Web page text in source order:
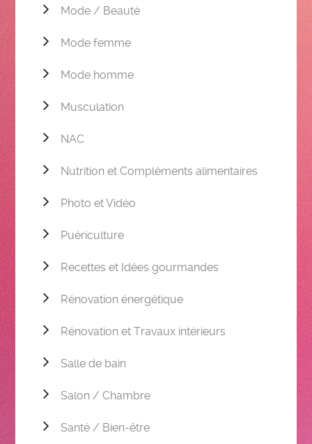
Mode / Beauté
Mode femme
Mode homme
Musculation
NAC
Nutrition et Compléments alimentaires
Photo et Vidéo
Puériculture
Recettes et Idées gourmandes
Rénovation énergétique
Rénovation et Travaux intérieurs
Salle de bain
Salon / Chambre
Santé / Bien-être